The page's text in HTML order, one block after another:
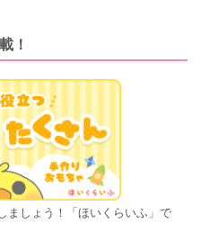
！
ましょう！「ほいくらいふ」で